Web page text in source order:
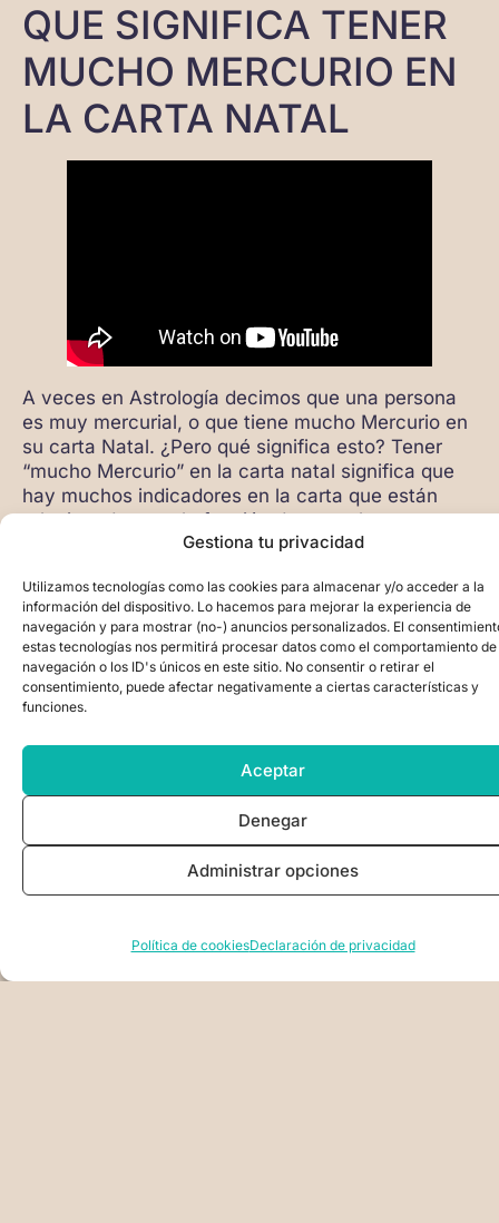
Gestiona tu privacidad
Utilizamos tecnologías como las cookies para almacenar y/o acceder a la
información del dispositivo. Lo hacemos para mejorar la experiencia de
navegación y para mostrar (no-) anuncios personalizados. El
estas tecnologías nos permitirá procesar datos como el comportamiento de
navegación o los ID's únicos en este sitio. No consentir o retirar el
consentimiento, puede afectar negativamente a ciertas características y
funciones.
Aceptar
Denegar
Administrar opciones
Política de cookiesDeclaración de privacidad
QUE SIGNIFICA TENER
MUCHO MERCURIO EN
LA CARTA NATAL
A veces en Astrología decimos que una persona
es muy mercurial, o que tiene mucho Mercurio en
su carta Natal. ¿Pero qué significa esto? Tener
“mucho Mercurio” en la carta natal significa que
hay muchos indicadores en la carta que están
relacionados con la función de este planeta.
signos de Géminis y Virgos y con las casas 3 y 6,
diremos que una persona es muy mercurial (o
geminiana/virginiana) cuando tiene muchos
planetas en casa 3 y/o 6, o en Géminis o Virgo,
cuando tiene ascendente en alguno de esos dos
signos y por lo tanto Mercurio es el regente de su
carta, cuando su Mercurio está relacionado
mediante aspectos a muchos otros planetas de la
carta, sobre todo si se relaciona con el Sol o la
Luna, o cuando Mercurio es elplaneta dominante
de su carta (cuando está cerca de alguna de las
cúspides: Ascendente, Descendente, Mediocielo o
Fondo del Cielo).
Y una persona con mucho Mercurio en su carta